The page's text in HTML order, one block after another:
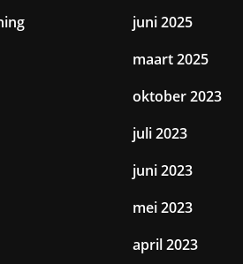
juni 2025
maart 2025
oktober 2023
juli 2023
juni 2023
mei 2023
april 2023